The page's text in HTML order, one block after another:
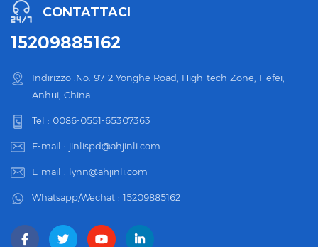
CONTATTACI
15209885162
Indirizzo :No. 97-2 Yonghe Road, High-tech Zone, Hefei,
Anhui, China
Tel : 0086-0551-65307363
E-mail : jinlispd@ahjinli.com
E-mail : lynn@ahjinli.com
Whatsapp/Wechat : 15209885162